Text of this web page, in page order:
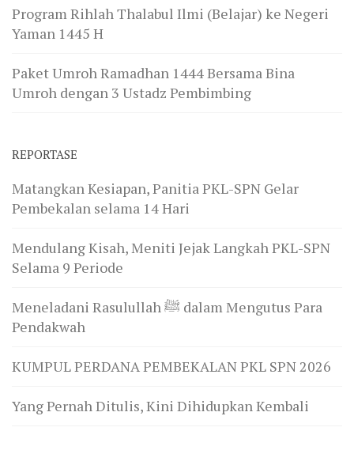
Program Rihlah Thalabul Ilmi (Belajar) ke Negeri
Yaman 1445 H
Paket Umroh Ramadhan 1444 Bersama Bina
Umroh dengan 3 Ustadz Pembimbing
REPORTASE
Matangkan Kesiapan, Panitia PKL-SPN Gelar
Pembekalan selama 14 Hari
Mendulang Kisah, Meniti Jejak Langkah PKL-SPN
Selama 9 Periode
Meneladani Rasulullah ﷺ dalam Mengutus Para
Pendakwah
KUMPUL PERDANA PEMBEKALAN PKL SPN 2026
Yang Pernah Ditulis, Kini Dihidupkan Kembali